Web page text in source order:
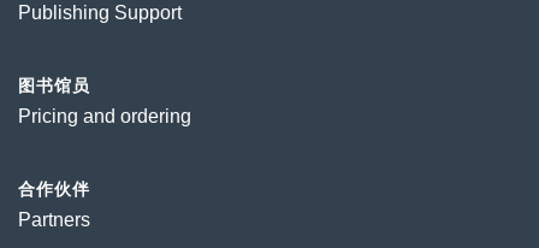
Publishing Support
图书馆员
Pricing and ordering
合作伙伴
Partners